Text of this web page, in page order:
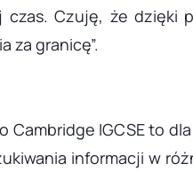
czas. Czuję, że dzięki
za granicę”.
Cambridge IGCSE to
informacji w